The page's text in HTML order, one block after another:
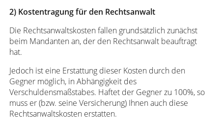
2) Kostentragung für den Rechtsanwalt
Die Rechtsanwaltskosten fallen grundsätzlich zunächst
beim Mandanten an, der den Rechtsanwalt beauftragt
hat.
Jedoch ist eine Erstattung dieser Kosten durch den
Gegner möglich, in Abhängigkeit des
Verschuldensmaßstabes. Haftet der Gegner zu 100%, so
muss er (bzw. seine Versicherung) Ihnen auch diese
Rechtsanwaltskosten erstatten.